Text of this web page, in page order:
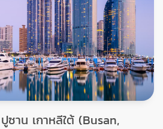
ญี่ปุ่น (Fukuoka, Japan)
ในเกาะคิวชู ที่นี่จึงเป็นศูนย์กลางท่อง
กุโอกะค่อนข้างมีอากาศที่อบอุ่นกว่าเมือ
ป็นเกาะที่อยู่เกือบใต้สุดของญี่ปุ่น แถม
สุดในโลกด้วยนะ